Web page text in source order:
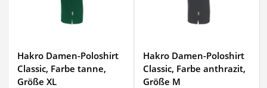
Hakro Damen-Poloshirt
Classic, Farbe tanne,
Größe XL
Hakro Damen-Poloshirt
Classic, Farbe anthrazit,
Größe M